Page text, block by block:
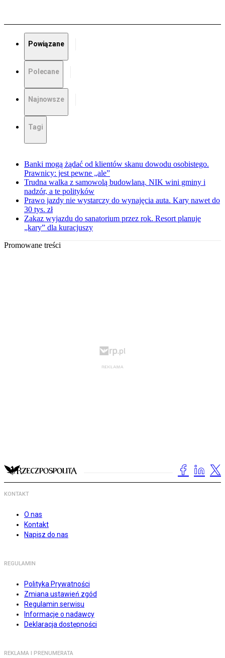
Powiązane
Polecane
Najnowsze
Tagi
Banki mogą żądać od klientów skanu dowodu osobistego.
Prawnicy: jest pewne „ale”
Trudna walka z samowolą budowlaną. NIK wini gminy i
nadzór, a te polityków
Prawo jazdy nie wystarczy do wynajęcia auta. Kary nawet do
30 tys. zł
Zakaz wyjazdu do sanatorium przez rok. Resort planuje
„kary” dla kuracjuszy
Promowane treści
KONTAKT
O nas
Kontakt
Napisz do nas
REGULAMIN
Polityka Prywatności
Zmiana ustawień zgód
Regulamin serwisu
Informacje o nadawcy
Deklaracja dostępności
REKLAMA I PRENUMERATA